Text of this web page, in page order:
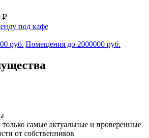
₽
под кафе
руб. Помещения до 2000000 руб.
самые актуальные и проверенные
от собственников